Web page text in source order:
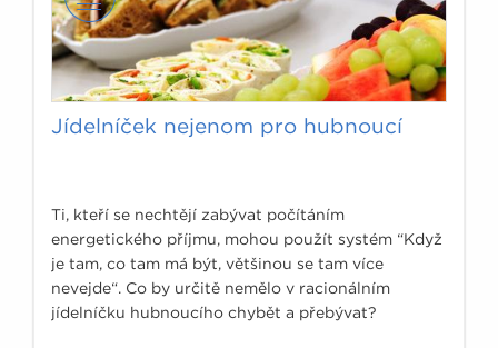
Jídelníček nejenom pro hubnoucí
Ti, kteří se nechtějí zabývat počítáním
energetického příjmu, mohou použít systém “Když
je tam, co tam má být, většinou se tam více
nevejde“. Co by určitě nemělo v racionálním
jídelníčku hubnoucího chybět a přebývat?